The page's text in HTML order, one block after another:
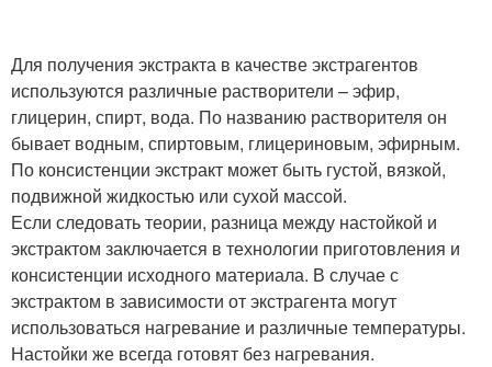
Для получения экстракта в качестве экстрагентов
используются различные растворители – эфир,
глицерин, спирт, вода. По названию растворителя он
бывает водным, спиртовым, глицериновым, эфирным.
По консистенции экстракт может быть густой, вязкой,
подвижной жидкостью или сухой массой.
Если следовать теории, разница между настойкой и
экстрактом заключается в технологии приготовления и
консистенции исходного материала. В случае с
экстрактом в зависимости от экстрагента могут
использоваться нагревание и различные температуры.
Настойки же всегда готовят без нагревания.